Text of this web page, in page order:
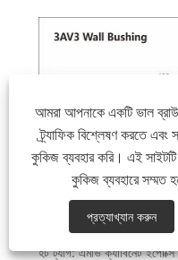
হট ট্যাগ: এমভি ক্যাবিনেট
আমরা আপনাকে একটি ভাল
ট্র্যাফিক বিশ্লেষণ করতে
কুকিজ ব্যবহার করি। এই
কুকিজ ব্যবহারে সম্মত
প্রত্যাখ্যান করুন